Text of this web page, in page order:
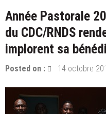
Année Pastorale
du CDC/RNDS
implorent sa
Posted on : 14 octobre